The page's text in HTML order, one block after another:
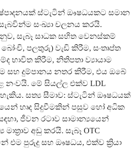
ස්ටැටින් ඖෂධයකට සමාන
සංඛ්‍යා චලනය කරයි.
සැබෑ සාධක සහිත වෙනස්කම්
පලතුරු) වැඩි කිරීම, සංතෘප්ත
භාවිත කිරීම, නිතිපතා ව්‍යායාම
සහ දුම්පානය නතර කිරීම, එය ඔබේ
නංවයි. මේ සියල්ල එක්ව LDL
සත්‍ය සීමාව: ස්ටැටින් ඖෂධයක්
හෘද සිදුවීමකින් පසුව හෝ අධික
ජීවන රටාව සාමාන්‍යයෙන්
අඩු කරයි. සැබෑ OTC
එම පුරුදු සහ ඖෂධය, එක්ව ක්‍රියා